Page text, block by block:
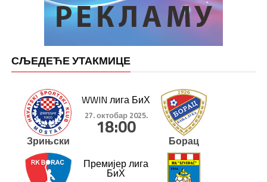
СЉЕДЕЋЕ УТАКМИЦЕ
Зрињски
WWIN лига БиХ
27. октобар 2025.
18:00
Борац
Премијер лига
БиХ